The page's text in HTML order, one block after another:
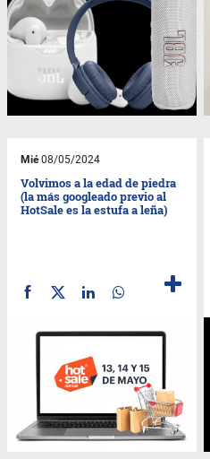
Mié08/05/2024
Volvimos a la edad de piedra
(la más googleado previo al
HotSale es la estufa a leña)